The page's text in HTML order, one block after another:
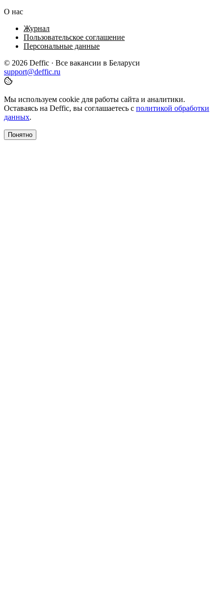
О нас
Журнал
Пользовательское соглашение
Персональные данные
© 2026 Deffic · Все вакансии в Беларуси
support@deffic.ru
Мы используем cookie для работы сайта и аналитики.
Оставаясь на Deffic, вы соглашаетесь с политикой обработки
данных.
Понятно